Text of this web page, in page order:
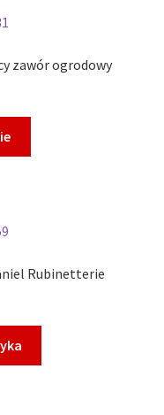
zawór ogrodowy
Rubinetterie